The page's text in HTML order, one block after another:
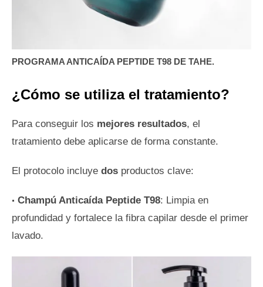
PROGRAMA ANTICAÍDA PEPTIDE T98 DE TAHE.
¿Cómo se utiliza el tratamiento?
Para conseguir los mejores resultados, el
tratamiento debe aplicarse de forma constante.
El protocolo incluye dos productos clave:
Champú Anticaída Peptide T98: Limpia en
profundidad y fortalece la fibra capilar desde el primer
lavado.